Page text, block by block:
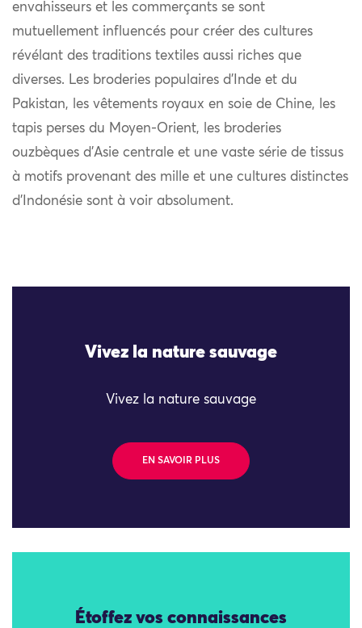
envahisseurs et les commerçants se sont
mutuellement influencés pour créer des cultures
révélant des traditions textiles aussi riches que
diverses. Les broderies populaires d’Inde et du
Pakistan, les vêtements royaux en soie de Chine, les
tapis perses du Moyen-Orient, les broderies
ouzbèques d’Asie centrale et une vaste série de tissus
à motifs provenant des mille et une cultures distinctes
d’Indonésie sont à voir absolument.
Vivez la nature sauvage
Vivez la nature sauvage
EN SAVOIR PLUS
Étoffez vos connaissances